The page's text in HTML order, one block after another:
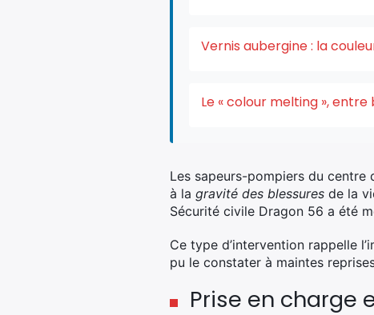
Vernis aubergine : la
Le « colour melting »,
Les sapeurs-pompiers du centre
à la gravité des blessures de la
Sécurité civile Dragon 56 a été
Ce type d’intervention rappelle
pu le constater à maintes
Prise en charge